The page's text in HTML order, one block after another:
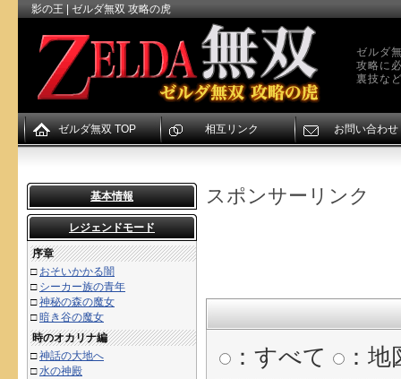
影の王 | ゼルダ無双 攻略の虎
ゼルダ
攻略に
裏技な
基本情報
レジェンドモード
序章
□ おそいかかる闇
□ シーカー族の青年
□神秘の森の魔女
□暗き谷の魔女
時のオカリナ編
□神話の大地へ
□水の神殿
スポンサーリンク
：すべて ：地
ゼルダ無双 TOP 相互リンク お問い合わせ